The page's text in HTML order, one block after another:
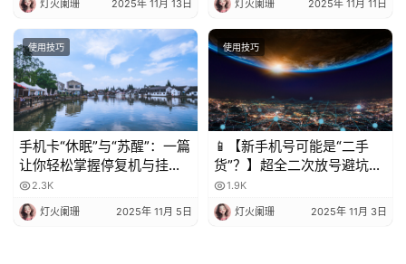
灯火阑珊 2025年 11月 13日 灯火阑珊 2025年 11月 11日
使用技巧
手机卡“休眠”与“苏醒”：一篇
让你轻松掌握停复机与挂失
的科普指南
2.3K
灯火阑珊 2025年 11月 5日
使用技巧
📱【新手机号可能是“二手
货”？】超全二次放号避坑指
南，附完美处理攻略！✨
1.9K
灯火阑珊 2025年 11月 3日